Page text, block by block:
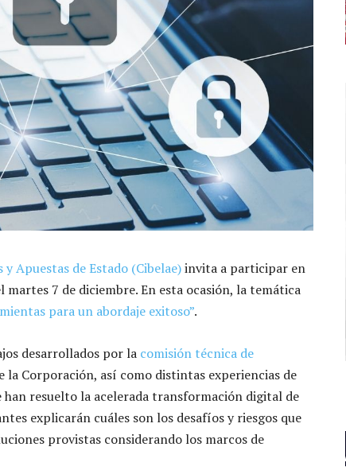
Apuestas de Estado (Cibelae)invita a participar en
7 de diciembre. En esta ocasión, la temática
para un abordaje exitoso”.
desarrollados por la comisión técnica de
la Corporación, así como distintas experiencias de
resuelto la acelerada transformación digital de
explicarán cuáles son los desafíos y riesgos que
provistas considerando los marcos de